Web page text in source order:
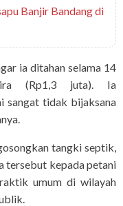
Banjir Bandang di
ia ditahan selama 14
(Rp1,3 juta). Ia
sangat tidak bijaksana
tangki septik,
tersebut kepada petani
umum di wilayah